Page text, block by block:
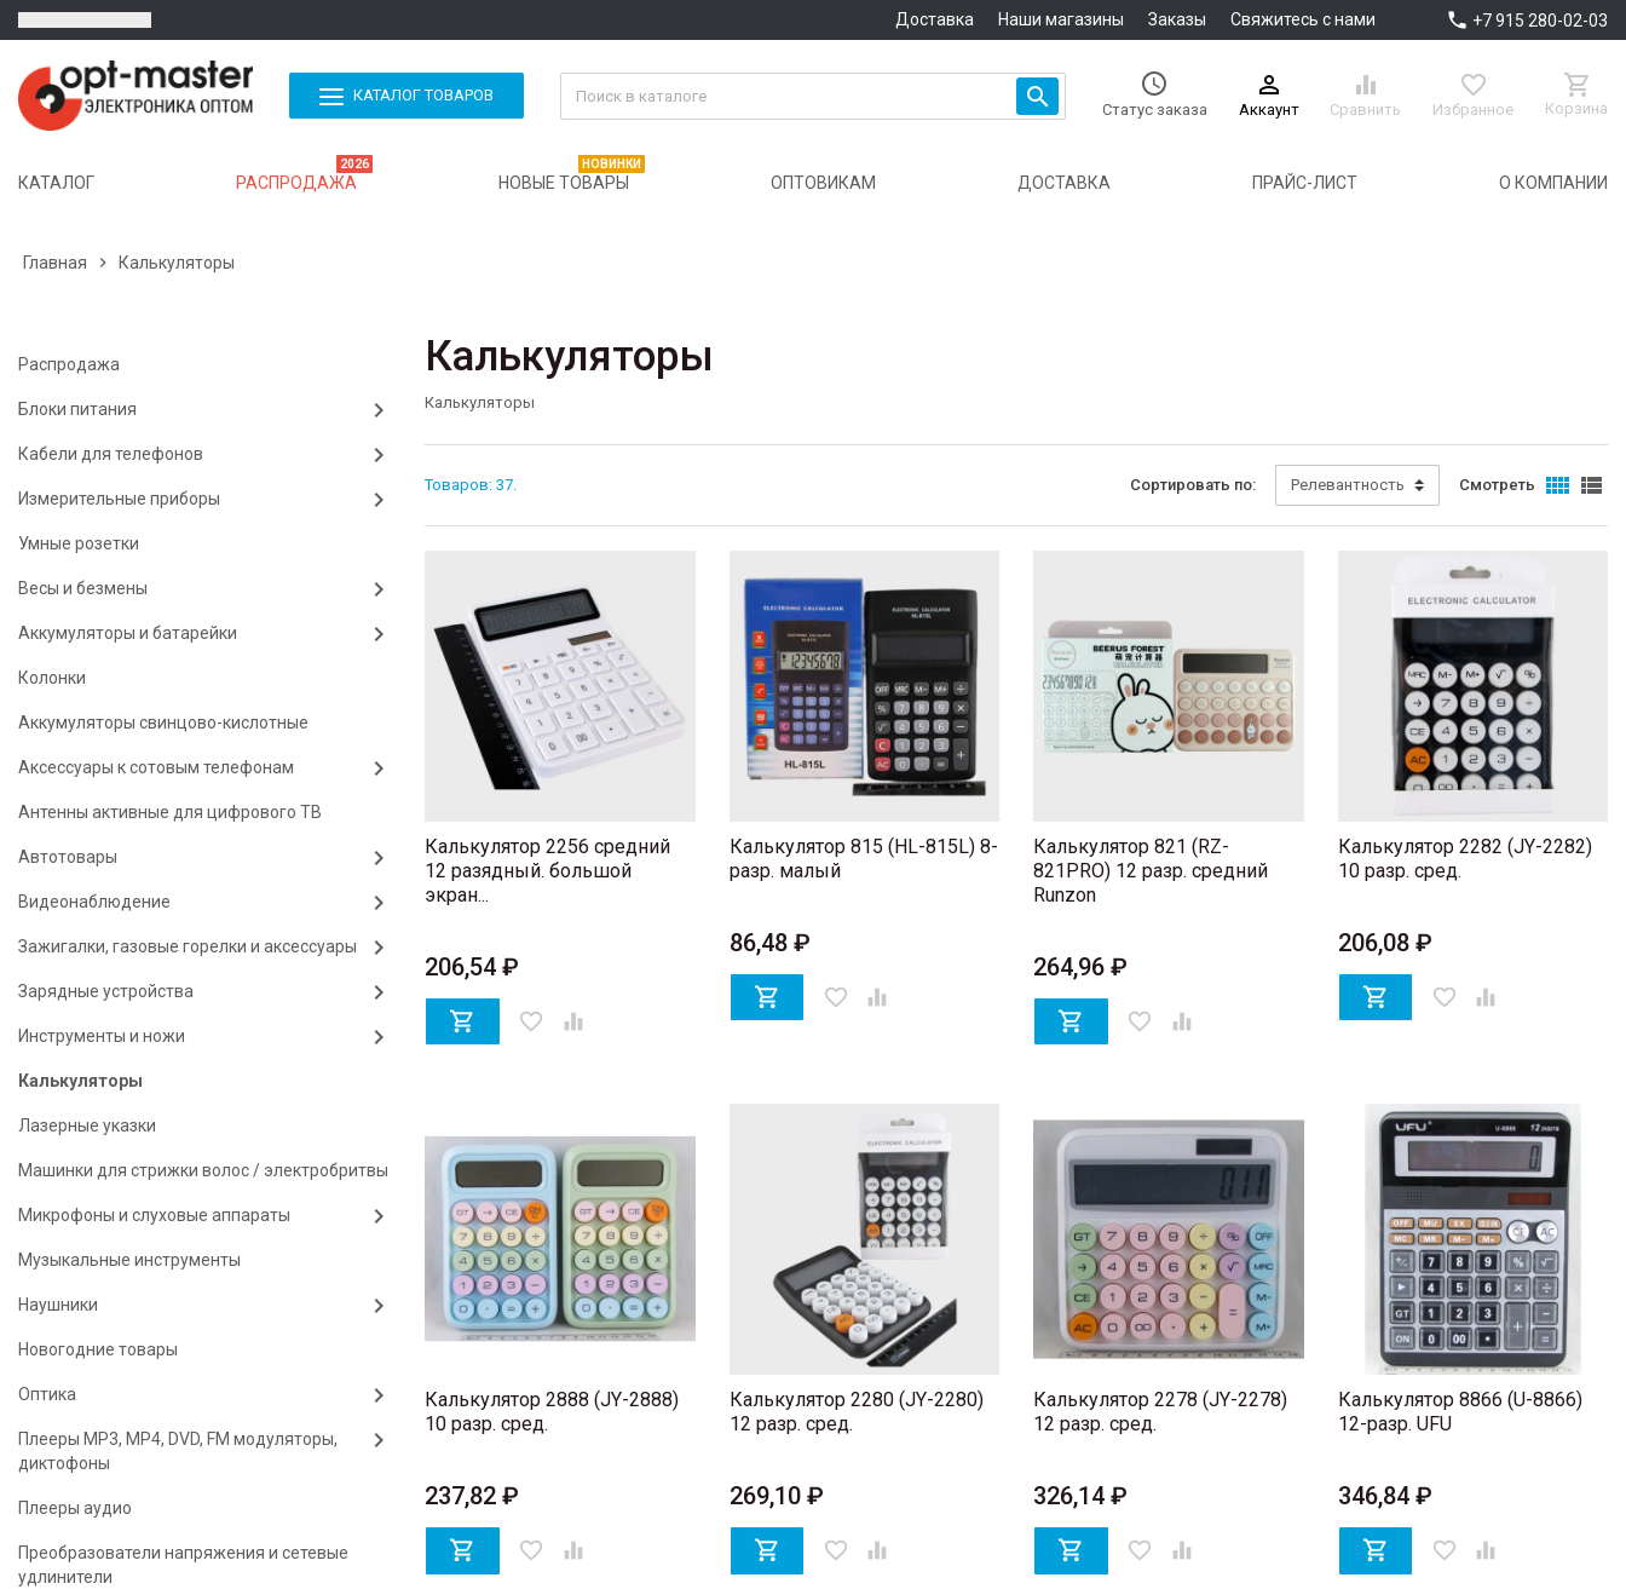
Доставка Наши магазины Заказы Свяжитесь с нами  +7 915 280-02-03
КАТАЛОГ ТОВАРОВ  
Статус заказа

Аккаунт

Сравнить

Избранное

Корзина
КАТАЛОГ РАСПРОДАЖА
2026
НОВЫЕ ТОВАРЫ
НОВИНКИ
ОПТОВИКАМ ДОСТАВКА ПРАЙС-ЛИСТ О КОМПАНИИ
Главная  Калькуляторы
Распродажа
Блоки питания
Кабели для телефонов
Измерительные приборы
Умные розетки
Весы и безмены
Аккумуляторы и батарейки
Колонки
Аккумуляторы свинцово-кислотные
Аксессуары к сотовым телефонам
Антенны активные для цифрового ТВ
Автотовары
Видеонаблюдение
Зажигалки, газовые горелки и аксессуары
Зарядные устройства
Инструменты и ножи
Калькуляторы
Лазерные указки
Машинки для стрижки волос / электробритвы
Микрофоны и слуховые аппараты
Музыкальные инструменты
Наушники
Новогодние товары
Оптика
Плееры MP3, MP4, DVD, FM модуляторы,
диктофоны
Плееры аудио
Преобразователи напряжения и сетевые
удлинители
Калькуляторы
Калькуляторы
Сортировать по: Релевантность Смотреть  
Товаров: 37.
Калькулятор 2256 средний
12 разядный. большой
экран...
206,54 ₽
 favorite_border 
Калькулятор 815 (HL-815L) 8-
разр. малый
86,48 ₽
 favorite_border 
Калькулятор 821 (RZ-
821PRO) 12 разр. средний
Runzon
264,96 ₽
 favorite_border 
Калькулятор 2282 (JY-2282)
10 разр. сред.
206,08 ₽
 favorite_border 
Калькулятор 2888 (JY-2888)
10 разр. сред.
237,82 ₽
 favorite_border 
Калькулятор 2280 (JY-2280)
12 разр. сред.
269,10 ₽
 favorite_border 
Калькулятор 2278 (JY-2278)
12 разр. сред.
326,14 ₽
 favorite_border 
Калькулятор 8866 (U-8866)
12-разр. UFU
346,84 ₽
 favorite_border 